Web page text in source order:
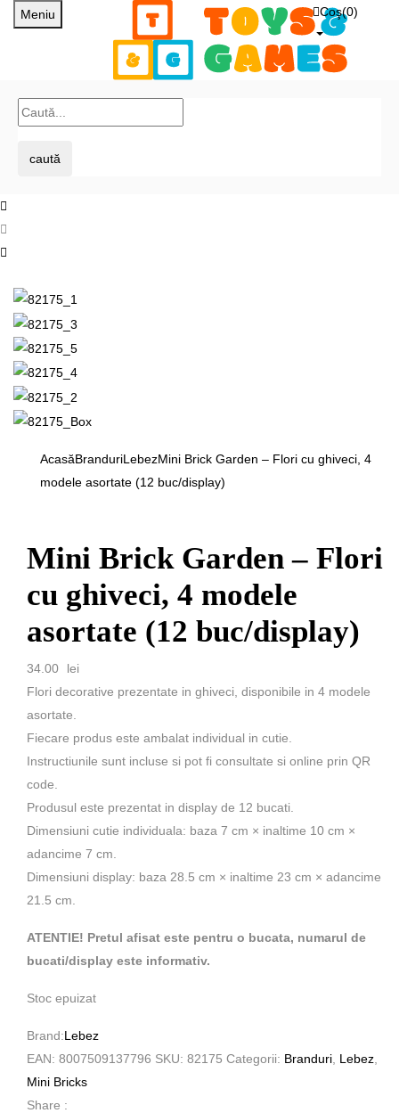
Meniu Coş(0)
caută
AcasăBranduriLebezMini Brick Garden – Flori cu ghiveci, 4
modele asortate (12 buc/display)
Mini Brick Garden – Flori
cu ghiveci, 4 modele
asortate (12 buc/display)
34.00
lei
Flori decorative prezentate in ghiveci, disponibile in 4 modele
asortate.
Fiecare produs este ambalat individual in cutie.
Instructiunile sunt incluse si pot fi consultate si online prin QR
code.
Produsul este prezentat in display de 12 bucati.
Dimensiuni cutie individuala: baza 7 cm × inaltime 10 cm ×
adancime 7 cm.
Dimensiuni display: baza 28.5 cm × inaltime 23 cm × adancime
21.5 cm.
ATENTIE! Pretul afisat este pentru o bucata, numarul de
bucati/display este informativ.
Stoc epuizat
Brand:Lebez
EAN: 8007509137796 SKU: 82175 Categorii: Branduri Lebez
Mini Bricks
Share :